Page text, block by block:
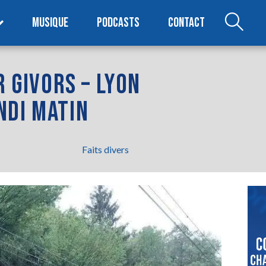
MUSIQUE PODCASTS CONTACT
– LYON
MATIN
Faits divers